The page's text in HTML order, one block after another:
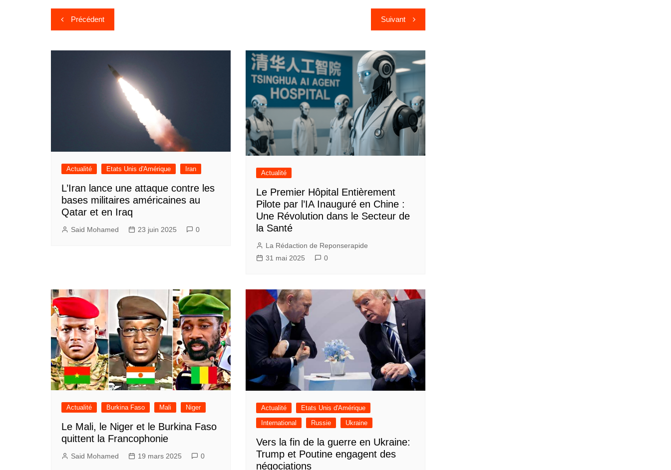
Navigation
de
l’article
Précédent Suivant
Actualité Etats Unis d'Amérique Iran
L’Iran lance une attaque contre les
bases militaires américaines au
Qatar et en Iraq
Said Mohamed 23 juin 2025 0
Actualité
Le Premier Hôpital Entièrement
Pilote par l’IA Inauguré en Chine :
Une Révolution dans le Secteur de
la Santé
La Rédaction de Reponserapide
31 mai 2025
0
Actualité Burkina Faso Mali Niger
Le Mali, le Niger et le Burkina Faso
quittent la Francophonie
Said Mohamed 19 mars 2025 0
Actualité
Etats Unis d'Amérique
International
Russie Ukraine
Vers la fin de la guerre en Ukraine:
Trump et Poutine engagent des
négociations